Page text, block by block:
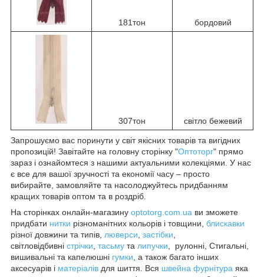
181тон бордовий
307тон світло бежевий
Запрошуємо вас поринути у світ якісних товарів та вигідних
пропозицій! Завітайте на головну сторінку "Оптоторг" прямо
зараз і ознайомтеся з нашими актуальними колекціями. У нас
є все для вашої зручності та економії часу – просто
вибирайте, замовляйте та насолоджуйтесь придбанням
кращих товарів оптом та в роздріб.
На сторінках онлайн-магазину optotorg.com.ua ви зможете
придбати нитки різноманітних кольорів і товщини, блискавки
різної довжини та типів, люверси застібки
світловідбивні стрічки тасьму та липучки , рулонні, Стигальні,
вишивальні та капелюшні гумки , а також багато інших
аксесуарів і матеріалів для шиття. Вся швейна фурнітура яка